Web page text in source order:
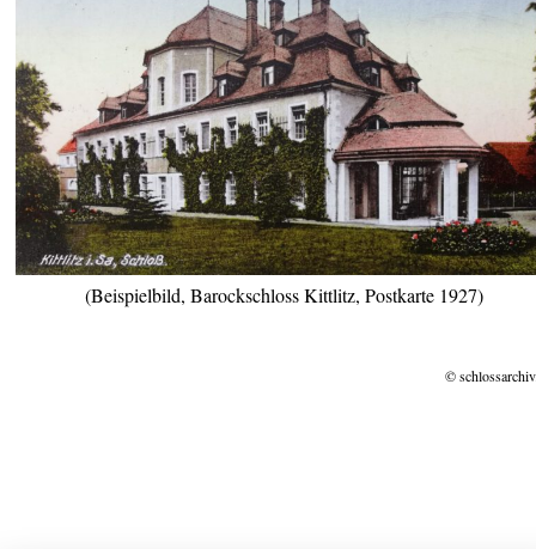
(Beispielbild, Barockschloss Kittlitz, Postkarte 1927)
©